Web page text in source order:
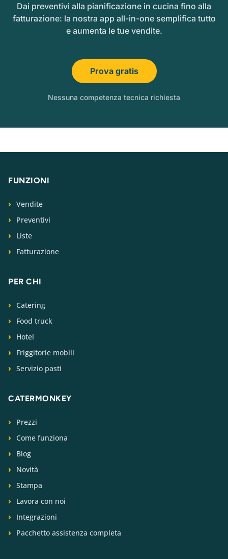
Dai preventivi alla pianificazione in cucina fino alla
fatturazione: la nostra app all-in-one semplifica tutto
e aumenta le tue vendite.
Prova gratis
Nessuna competenza tecnica richiesta
FUNZIONI
Vendite
Preventivi
Liste
Fatturazione
PER CHI
Catering
Food truck
Hotel
Friggitorie mobili
Servizio pasti
CATERMONKEY
Prezzi
Come funziona
Blog
Novità
Stampa
Lavora con noi
Integrazioni
Pacchetto assistenza completa